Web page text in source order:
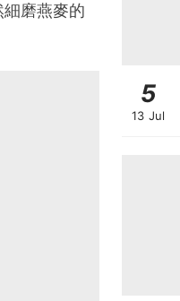
磨燕麥的
5
13 Jul